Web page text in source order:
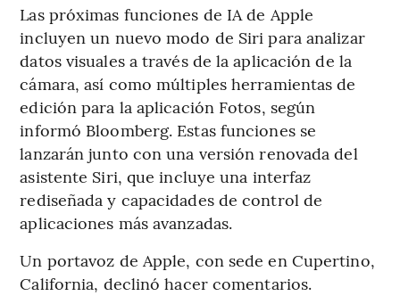
Las próximas funciones de IA de Apple
incluyen un nuevo modo de Siri para analizar
datos visuales a través de la aplicación de la
cámara, así como múltiples herramientas de
edición para la aplicación Fotos, según
informó Bloomberg. Estas funciones se
lanzarán junto con una versión renovada del
asistente Siri, que incluye una interfaz
rediseñada y capacidades de control de
aplicaciones más avanzadas.
Un portavoz de Apple, con sede en Cupertino,
California, declinó hacer comentarios.